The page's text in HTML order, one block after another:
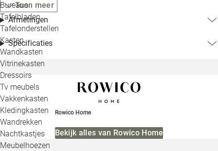
Bureaus
Tafelbladen
Tafelonderstellen
Kasten
Wandkasten
Vitrinekasten
Dressoirs
Tv meubels
Vakkenkasten
Kledingkasten
Wandrekken
Nachtkastjes
Meubelhoezen
Alle
Toon meer
Afmetingen
Specificaties
Rowico Home
Bekijk alles van Rowico Home